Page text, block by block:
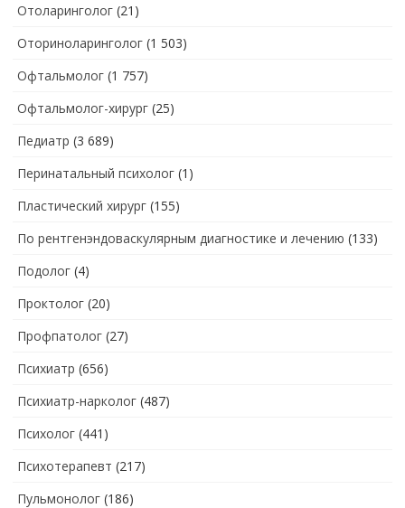
Отоларинголог (21)
Оториноларинголог (1 503)
Офтальмолог (1 757)
Офтальмолог-хирург (25)
Педиатр (3 689)
Перинатальный психолог (1)
Пластический хирург (155)
По рентгенэндоваскулярным диагностике и лечению (133)
Подолог (4)
Проктолог (20)
Профпатолог (27)
Психиатр (656)
Психиатр-нарколог (487)
Психолог (441)
Психотерапевт (217)
Пульмонолог (186)